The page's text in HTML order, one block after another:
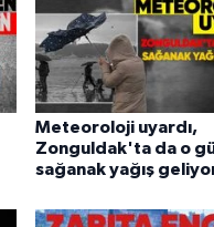
Meteoroloji uyardı,
Zonguldak'ta da o
sağanak yağış